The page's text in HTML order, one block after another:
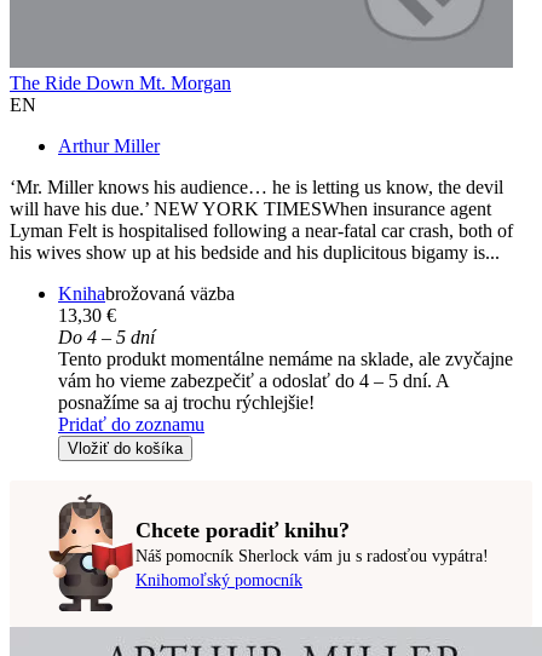
The Ride Down Mt. Morgan
EN
Arthur Miller
‘Mr. Miller knows his audience… he is letting us know, the devil
will have his due.’ NEW YORK TIMESWhen insurance agent
Lyman Felt is hospitalised following a near-fatal car crash, both of
his wives show up at his bedside and his duplicitous bigamy is...
Knihabrožovaná väzba
13,30 €
Do 4 – 5 dní
Tento produkt momentálne nemáme na sklade, ale zvyčajne
vám ho vieme zabezpečiť a odoslať do 4 – 5 dní. A
posnažíme sa aj trochu rýchlejšie!
Pridať do zoznamu
Vložiť do košíka
Chcete poradiť knihu?
Náš pomocník Sherlock vám ju s radosťou vypátra!
Knihomoľský pomocník